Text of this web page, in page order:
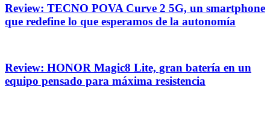
Review: TECNO POVA Curve 2 5G, un smartphone
que redefine lo que esperamos de la autonomía
Review: HONOR Magic8 Lite, gran batería en un
equipo pensado para máxima resistencia